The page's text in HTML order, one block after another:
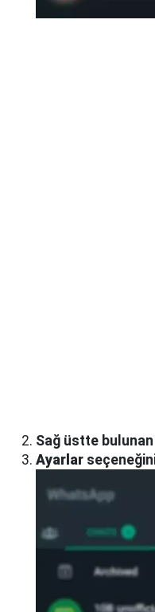
Sağ üstte bulunan
Ayarlar